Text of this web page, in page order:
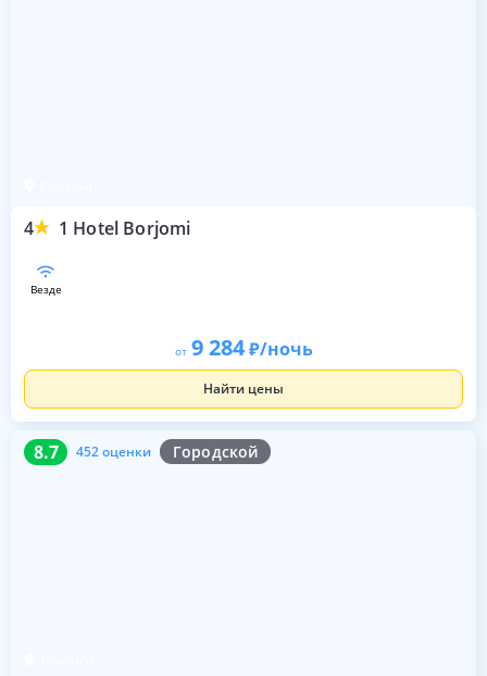
4 1 Hotel Borjomi
везде
от 9 284 /ночь
Найти цены
8.7 452 оценки Городской
8.7 452 оценки